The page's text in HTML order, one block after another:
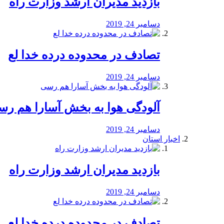
دسامبر 24, 2019
تصادف در محدوده درده خدا لع
دسامبر 24, 2019
آلودگی هوا به بخش آسارا هم
دسامبر 24, 2019
اخبار استان
بازدید مدیران ارشد وزارت راه
دسامبر 24, 2019